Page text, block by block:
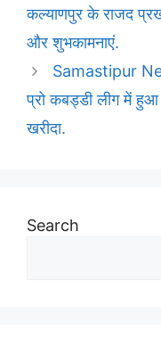
कल्याणपुर के राजद
और शुभकामनाएं.
Samastipur
प्रो कबड्डी लीग में
खरीदा.
Search